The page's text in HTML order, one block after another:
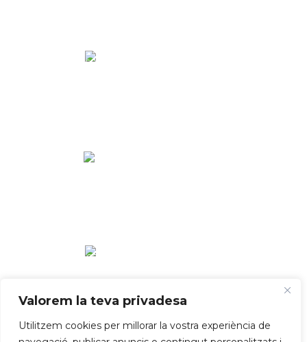
Valorem la teva privadesa
Utilitzem cookies per millorar la vostra experiència de